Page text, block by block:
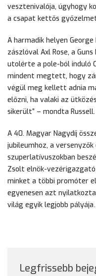
vesztenivalója, úgyhogy
a csapat kettős
A harmadik helyen
zászlóval Axl Rose, a
utolérte a pole-ból induló
mindent megtett, hogy
végül meg kellett adnia
előzni, ha valaki az
sikerült” – mondta Russell.
A 40. Magyar Nagydíj
jubileumhoz, a
szuperlatívuszokban
Zsolt elnök-
minket a többi promóter
egyenesen azt
világ egyik legjobb
Legfrissebb